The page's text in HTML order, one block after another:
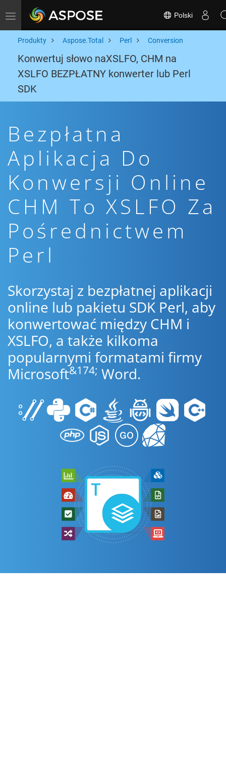
Toggle navigation Polski
Produkty Aspose.Total Perl Conversion
Konwertuj słowo naXSLFO, CHM na
XSLFO BEZPŁATNY konwerter lub Perl
SDK
Bezpłatna
Aplikacja Do
Konwersji Online
CHM To XSLFO Za
Pośrednictwem
Perl
Skorzystaj z bezpłatnej aplikacji
online lub pakietu SDK Perl, aby
konwertować między CHM i
XSLFO, a także kilkoma
popularnymi formatami firmy
Microsoft&174; Word.